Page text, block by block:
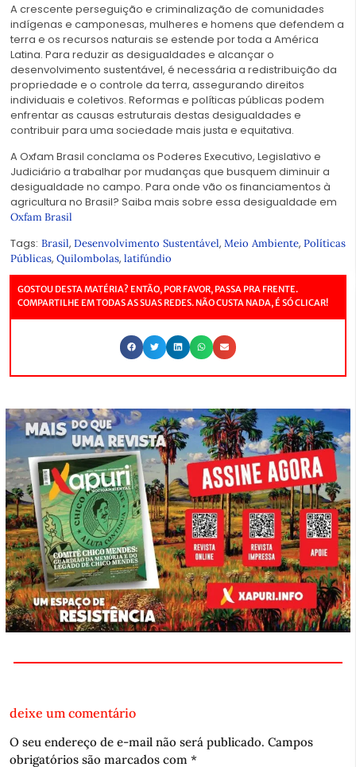
A crescente perseguição e criminalização de comunidades
indígenas e camponesas, mulheres e homens que defendem a
terra e os recursos naturais se estende por toda a América
Latina. Para reduzir as desigualdades e alcançar o
desenvolvimento sustentável, é necessária a redistribuição da
propriedade e o controle da terra, assegurando direitos
individuais e coletivos. Reformas e políticas públicas podem
enfrentar as causas estruturais destas desigualdades e
contribuir para uma sociedade mais justa e equitativa.
A Oxfam Brasil conclama os Poderes Executivo, Legislativo e
Judiciário a trabalhar por mudanças que busquem diminuir a
desigualdade no campo. Para onde vão os financiamentos à
agricultura no Brasil? Saiba mais sobre essa desigualdade em
Oxfam Brasil
Tags: Brasil, Desenvolvimento Sustentável, Meio Ambiente, Políticas
Públicas, Quilombolas, latifúndio
GOSTOU DESTA MATÉRIA? ENTÃO, POR FAVOR, PASSA PRA FRENTE.
COMPARTILHE EM TODAS AS SUAS REDES. NÃO CUSTA NADA, É SÓ CLICAR!
deixe um comentário
O seu endereço de e-mail não será publicado. Campos
obrigatórios são marcados com *